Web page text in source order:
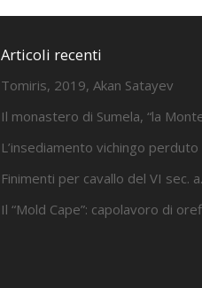
Articoli recenti
Tomiris, 2019, Akan Satayev
Il monastero di Sumela, “la
L’insediamento vichingo perduto
Finimenti per cavallo del VI sec.
Il “Mold Cape”: capolavoro di